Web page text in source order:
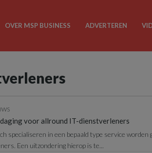
OVER MSP BUSINESS ADVERTEREN
voor allround IT-dienstverleners
specialiseren in een bepaald type service worden
Een uitzondering hierop is te...